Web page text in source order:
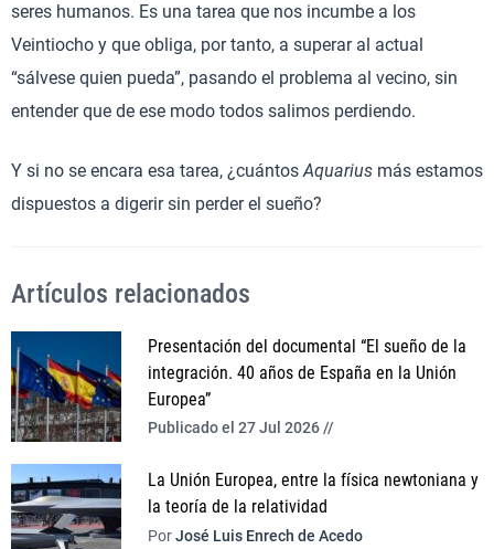
seres humanos. Es una tarea que nos incumbe a los
Veintiocho y que obliga, por tanto, a superar al actual
“sálvese quien pueda”, pasando el problema al vecino, sin
entender que de ese modo todos salimos perdiendo.
Y si no se encara esa tarea, ¿cuántosAquarius más estamos
dispuestos a digerir sin perder el sueño?
Artículos relacionados
Presentación del documental “El sueño de la
integración. 40 años de España en la Unión
Europea”
Publicado el 27 Jul 2026 //
La Unión Europea, entre la física newtoniana y
la teoría de la relatividad
PorJosé Luis Enrech de Acedo